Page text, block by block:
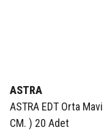
ASTRA
ASTRA EDT Orta
CM. ) 20 Adet